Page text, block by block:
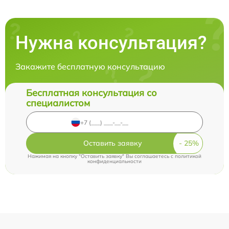
Нужна консультация?
Закажите бесплатную консультацию
Бесплатная консультация со
специалистом
Оставить заявку
Нажимая на кнопку "Оставить заявку" Вы соглашаетесь c политикой
конфиденциальности